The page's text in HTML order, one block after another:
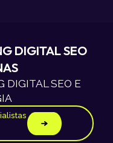
DIGITAL SEO
DIGITAL SEO E